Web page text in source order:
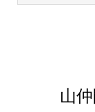
山